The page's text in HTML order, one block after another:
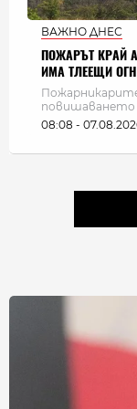
ВАЖНО ДНЕС
ПОЖАРЪТ КРАЙ
ИМА ТЛЕЕЩИ
08:08 -